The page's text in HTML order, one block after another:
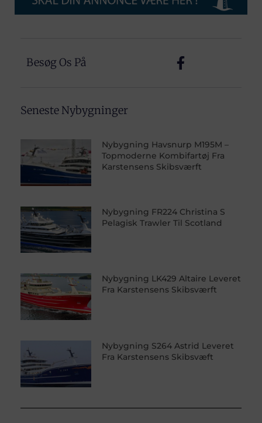
Besøg Os På
Seneste Nybygninger
Nybygning Havsnurp M195M –
Topmoderne Kombifartøj Fra
Karstensens Skibsværft
Nybygning FR224 Christina S
Pelagisk Trawler Til Scotland
Nybygning LK429 Altaire Leveret
Fra Karstensens Skibsværft
Nybygning S264 Astrid Leveret
Fra Karstensens Skibsvæft